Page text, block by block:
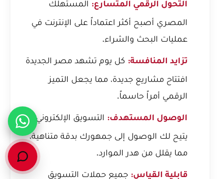
التحول الرقمي المتسارع: المستهلك
المصري أصبح أكثر اعتماداً على الإنترنت في
عمليات البحث والشراء.
تزايد المنافسة: كل يوم تشهد مصر الجديدة
افتتاح مشاريع جديدة، مما يجعل التميز
الرقمي أمراً حاسماً.
الوصول المستهدف: التسويق الإلكتروني
يتيح لك الوصول إلى جمهورك بدقة متناهية،
مما يقلل من هدر الموارد.
قابلية القياس: جميع حملات التسويق